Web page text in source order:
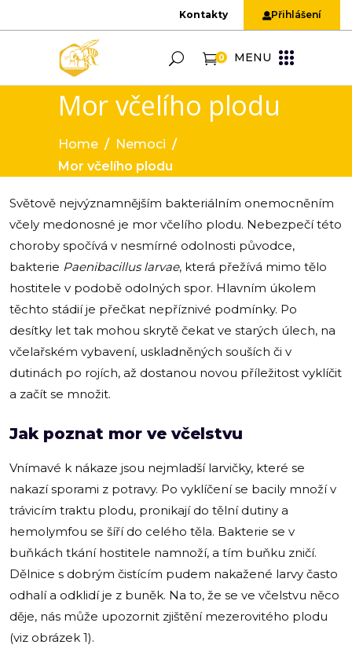
Kontakty Přihlášení
0 MENU
Mor včelího plodu
Home / Nemoci /
Mor včelího plodu
Světově nejvýznamnějším bakteriálním onemocněním
včely medonosné je mor včelího plodu. Nebezpečí této
choroby spočívá v nesmírné odolnosti původce,
bakterie Paenibacillus larvae, která přežívá mimo tělo
hostitele v podobě odolných spor. Hlavním úkolem
těchto stádií je přečkat nepříznivé podmínky. Po
desítky let tak mohou skrytě čekat ve starých úlech, na
včelařském vybavení, uskladněných souších či v
dutinách po rojích, až dostanou novou příležitost vyklíčit
a začít se množit.
Jak poznat mor ve včelstvu
Vnímavé k nákaze jsou nejmladší larvičky, které se
nakazí sporami z potravy. Po vyklíčení se bacily množí v
trávicím traktu plodu, pronikají do tělní dutiny a
hemolymfou se šíří do celého těla. Bakterie se v
buňkách tkání hostitele namnoží, a tím buňku zničí.
Dělnice s dobrým čistícím pudem nakažené larvy často
odhalí a odklidí je z buněk. Na to, že se ve včelstvu něco
děje, nás může upozornit zjištění mezerovitého plodu
(viz obrázek 1).